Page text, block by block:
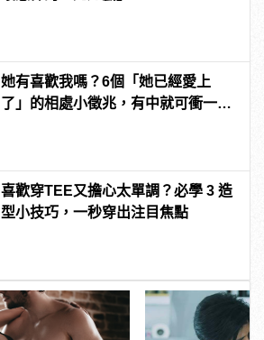
她有喜歡我嗎？6個「她已經愛上
了」的相處小徵兆，有中就可衝一
喜歡穿TEE又擔心太單調？必學 3 造
型小技巧，一秒穿出注目焦點